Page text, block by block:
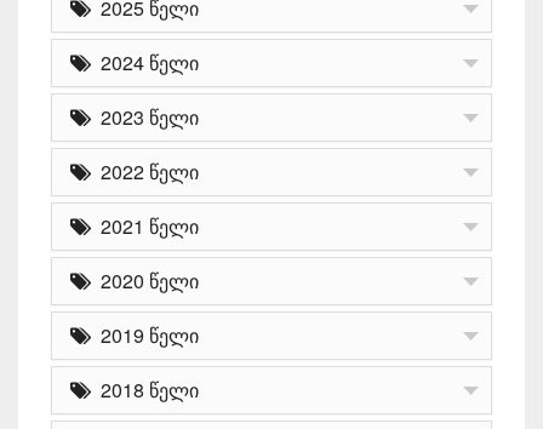
2025 წელი
2024 წელი
2023 წელი
2022 წელი
2021 წელი
2020 წელი
2019 წელი
2018 წელი